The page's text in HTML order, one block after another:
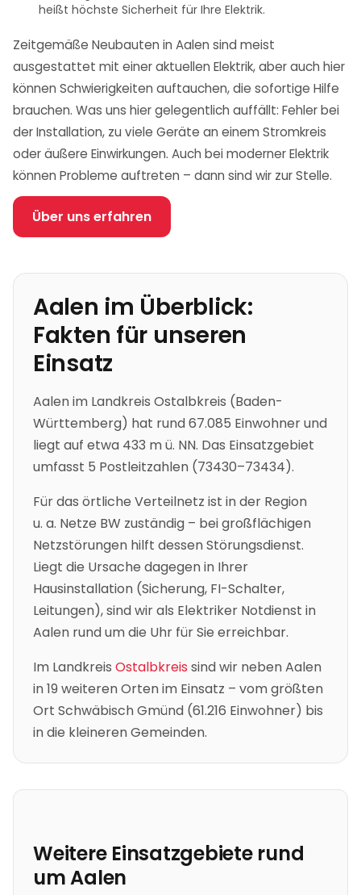
heißt höchste Sicherheit für Ihre Elektrik.
Zeitgemäße Neubauten in Aalen sind meist
ausgestattet mit einer aktuellen Elektrik, aber auch hier
können Schwierigkeiten auftauchen, die sofortige Hilfe
brauchen. Was uns hier gelegentlich auffällt: Fehler bei
der Installation, zu viele Geräte an einem Stromkreis
oder äußere Einwirkungen. Auch bei moderner Elektrik
können Probleme auftreten – dann sind wir zur Stelle.
Über uns erfahren
Aalen im Überblick:
Fakten für unseren
Einsatz
Aalenim Landkreis Ostalbkreis (Baden-
Württemberg) hat rund 67.085 Einwohnerund
liegt auf etwa 433 m ü. NN. Das Einsatzgebiet
umfasst 5 Postleitzahlen (73430–73434).
Für das örtliche Verteilnetz ist in der Region
u. a. Netze BW zuständig – bei großflächigen
Netzstörungen hilft dessen Störungsdienst.
Liegt die Ursache dagegen in Ihrer
Hausinstallation (Sicherung, FI-Schalter,
Leitungen), sind wir als Elektriker Notdienst in
Aalen rund um die Uhr für Sie erreichbar.
Im Landkreis Ostalbkreis sind wir nebenAalen
in19 weiteren Orten im Einsatz – vom größten
Ort Schwäbisch Gmünd (61.216 Einwohner) bis
in die kleineren Gemeinden.
Weitere Einsatzgebiete rund
umAalen